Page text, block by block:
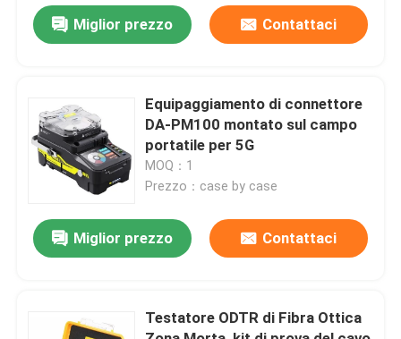
Giro della fabbrica
Controllo di qualità
Contattici
Notizie
Richieda una citazione
Miglior prezzo Contattaci
Equipaggiamento di connettore
DA-PM100 montato sul campo
portatile per 5G
MOQ：1
Prezzo：case by case
Miglior prezzo Contattaci
Testatore ODTR di Fibra Ottica